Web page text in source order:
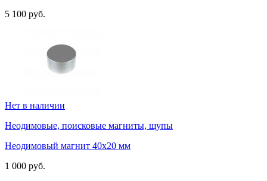
5 100 руб.
Нет в наличии
Неодимовые, поисковые магниты, щупы
Неодимовый магнит 40х20 мм
1 000 руб.